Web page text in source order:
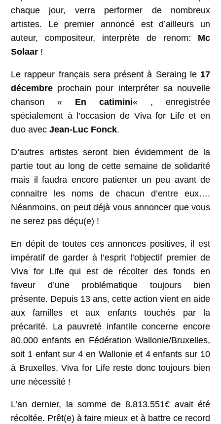
chaque jour, verra performer de nombreux
artistes. Le premier annoncé est d’ailleurs un
auteur, compositeur, interprète de renom: Mc
Solaar !
Le rappeur français sera présent à Seraing le 17
décembre prochain pour interpréter sa nouvelle
chanson « En catimini« , enregistrée
spécialement à l’occasion de Viva for Life et en
duo avec Jean-Luc Fonck.
D’autres artistes seront bien évidemment de la
partie tout au long de cette semaine de solidarité
mais il faudra encore patienter un peu avant de
connaitre les noms de chacun d’entre eux….
Néanmoins, on peut déjà vous annoncer que vous
ne serez pas déçu(e) !
En dépit de toutes ces annonces positives, il est
impératif de garder à l’esprit l’objectif premier de
Viva for Life qui est de récolter des fonds en
faveur d’une problématique toujours bien
présente. Depuis 13 ans, cette action vient en aide
aux familles et aux enfants touchés par la
précarité. La pauvreté infantile concerne encore
80.000 enfants en Fédération Wallonie/Bruxelles,
soit 1 enfant sur 4 en Wallonie et 4 enfants sur 10
à Bruxelles. Viva for Life reste donc toujours bien
une nécessité !
L’an dernier, la somme de 8.813.551€ avait été
récoltée. Prêt(e) à faire mieux et à battre ce record